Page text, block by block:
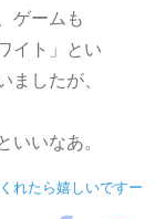
ゲームも
イト」とい
ましたが、
いいなあ。
れたら嬉しいですー